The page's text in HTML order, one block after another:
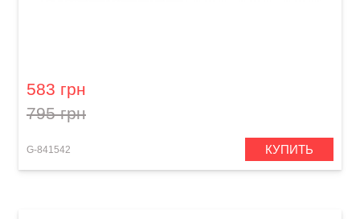
583 грн
795 грн
G-841542 КУПИТЬ